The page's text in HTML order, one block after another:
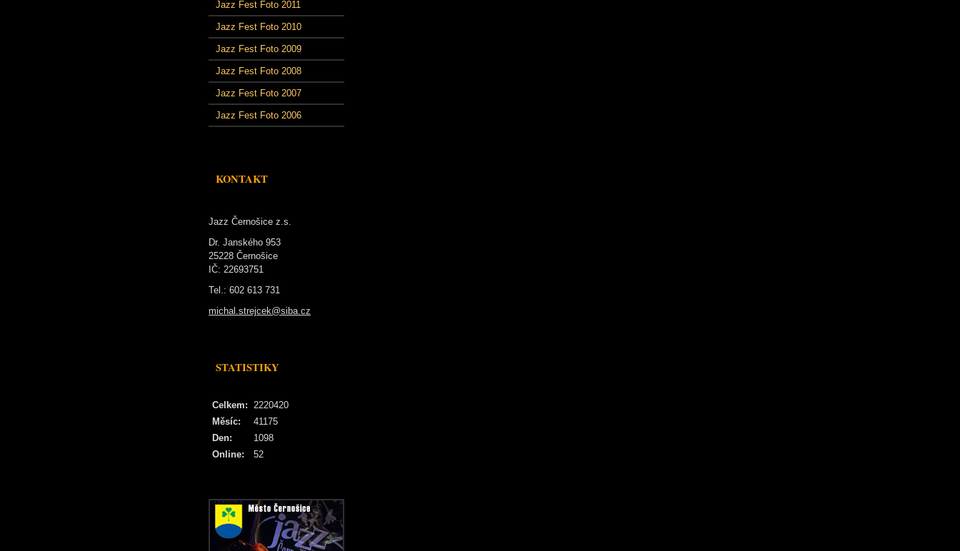
Jazz Fest Foto 2011
Jazz Fest Foto 2010
Jazz Fest Foto 2009
Jazz Fest Foto 2008
Jazz Fest Foto 2007
Jazz Fest Foto 2006
KONTAKT
Jazz Černošice z.s.
Dr. Janského 953
25228 Černošice
IČ: 22693751
Tel.: 602 613 731
michal.strejcek@siba.cz
STATISTIKY
Online: 52
Celkem: 2220420
Měsíc:
41175
Den:
1098